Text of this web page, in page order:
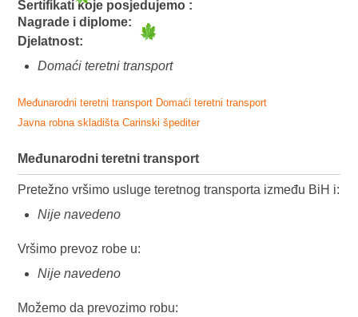
Sertifikati koje posjedujemo :
Nagrade i diplome:
Djelatnost:
Domaći teretni transport
Međunarodni teretni transport Domaći teretni transport
Javna robna skladišta Carinski špediter
Međunarodni teretni transport
Pretežno vršimo usluge teretnog transporta između BiH i:
Nije navedeno
Vršimo prevoz robe u:
Nije navedeno
Možemo da prevozimo robu: